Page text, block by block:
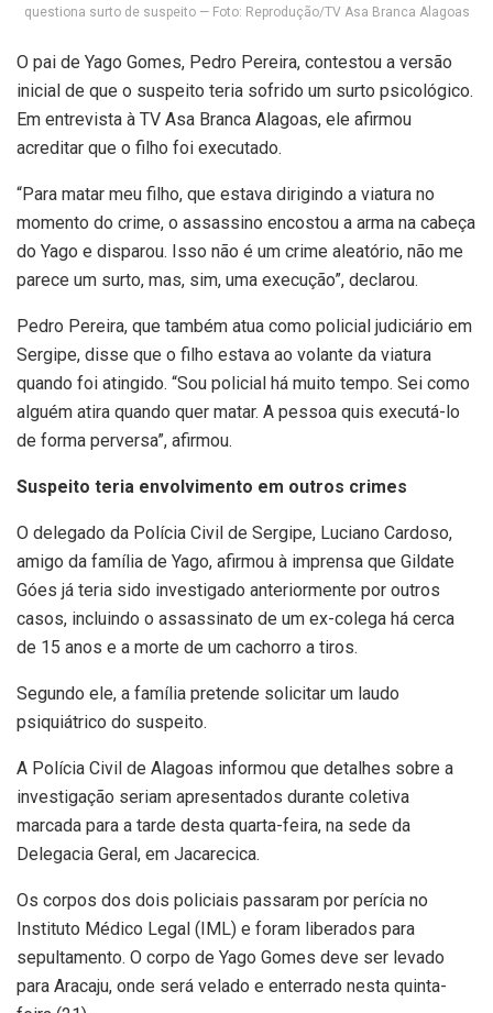
questiona surto de suspeito — Foto: Reprodução/TV Asa Branca Alagoas
O pai de Yago Gomes, Pedro Pereira, contestou a versão
inicial de que o suspeito teria sofrido um surto psicológico.
Em entrevista à TV Asa Branca Alagoas, ele afirmou
acreditar que o filho foi executado.
“Para matar meu filho, que estava dirigindo a viatura no
momento do crime, o assassino encostou a arma na cabeça
do Yago e disparou. Isso não é um crime aleatório, não me
parece um surto, mas, sim, uma execução”, declarou.
Pedro Pereira, que também atua como policial judiciário em
Sergipe, disse que o filho estava ao volante da viatura
quando foi atingido. “Sou policial há muito tempo. Sei como
alguém atira quando quer matar. A pessoa quis executá-lo
de forma perversa”, afirmou.
Suspeito teria envolvimento em outros crimes
O delegado da Polícia Civil de Sergipe, Luciano Cardoso,
amigo da família de Yago, afirmou à imprensa que Gildate
Góes já teria sido investigado anteriormente por outros
casos, incluindo o assassinato de um ex-colega há cerca
de 15 anos e a morte de um cachorro a tiros.
Segundo ele, a família pretende solicitar um laudo
psiquiátrico do suspeito.
A Polícia Civil de Alagoas informou que detalhes sobre a
investigação seriam apresentados durante coletiva
marcada para a tarde desta quarta-feira, na sede da
Delegacia Geral, em Jacarecica.
Os corpos dos dois policiais passaram por perícia no
Instituto Médico Legal (IML) e foram liberados para
sepultamento. O corpo de Yago Gomes deve ser levado
para Aracaju, onde será velado e enterrado nesta quinta-